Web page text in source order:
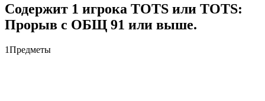
Содержит 1 игрока TOTS или TOTS:
Прорыв с ОБЩ 91 или выше.
1Предметы